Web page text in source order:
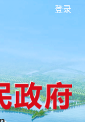
登录